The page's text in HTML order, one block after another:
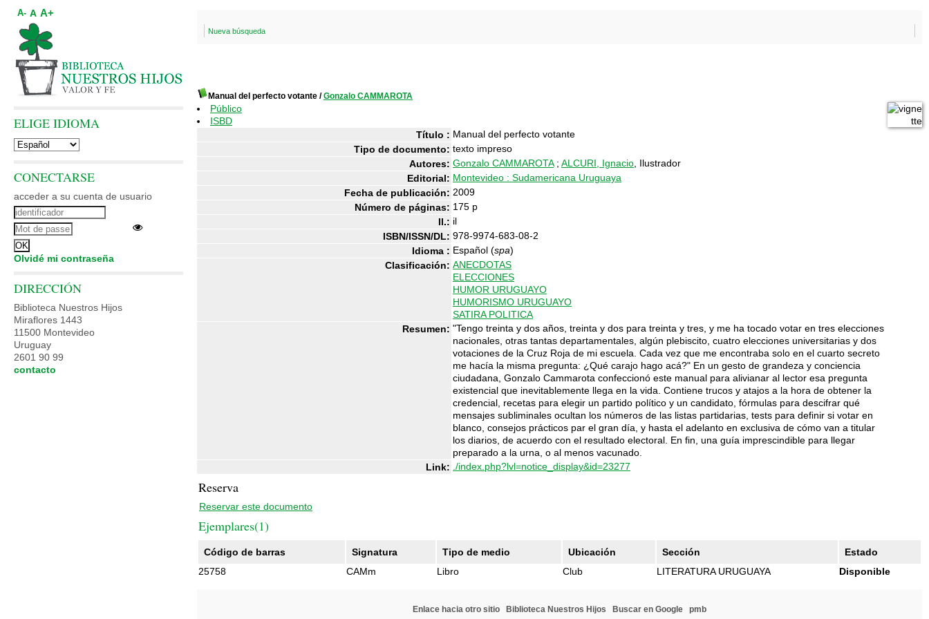
Nueva búsqueda
Manual del perfecto votante /Gonzalo CAMMAROTA
Público
ISBD
Título : Manual del perfecto votante
Tipo de documento: texto impreso
Autores: Gonzalo CAMMAROTA; ALCURI, Ignacio , Ilustrador
Editorial: Montevideo : Sudamericana Uruguaya
Fecha de publicación: 2009
Número de páginas: 175 p
Il.: il
ISBN/ISSN/DL: 978-9974-683-08-2
Idioma : Español (spa)
Clasificación: ANECDOTAS
ELECCIONES
HUMOR URUGUAYO
HUMORISMO URUGUAYO
SATIRA POLITICA
Resumen: "Tengo treinta y dos años, treinta y dos para treinta y tres, y me ha tocado votar en tres elecciones
nacionales, otras tantas departamentales, algún plebiscito, cuatro elecciones universitarias y dos
votaciones de la Cruz Roja de mi escuela. Cada vez que me encontraba solo en el cuarto secreto
me hacía la misma pregunta: ¿Qué carajo hago acá?" En un gesto de grandeza y conciencia
ciudadana, Gonzalo Cammarota confeccionó este manual para alivianar al lector esa pregunta
existencial que inevitablemente llega en la vida. Contiene trucos y atajos a la hora de obtener la
credencial, recetas para elegir un partido político y un candidato, fórmulas para descifrar qué
mensajes subliminales ocultan los números de las listas partidarias, tests para definir si votar en
blanco, consejos prácticos par el gran día, y hasta el adelanto en exclusiva de cómo van a titular
los diarios, de acuerdo con el resultado electoral. En fin, una guía imprescindible para llegar
preparado a la urna, o al menos vacunado.
Link: ./index.php?lvl=notice_display&id=23277
Reserva
Reservar este documento
Ejemplares(1)
Código de barras Signatura Tipo de medio Ubicación Sección
Estado
25758
CAMm Libro Club LITERATURA URUGUAYA Disponible
Enlace hacia otro sitio Biblioteca Nuestros Hijos Buscar en Google pmb
A- A A+
ELIGE IDIOMA
CONECTARSE
acceder a su cuenta de usuario
Olvidé mi contraseña
DIRECCIÓN
Biblioteca Nuestros Hijos
Miraflores 1443
11500 Montevideo
Uruguay
2601 90 99
contacto